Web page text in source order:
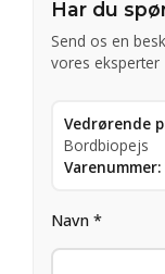
Har du
Send os en
vores eksperter
Vedrørende
Bordbiopejs
Varenummer:
Navn *